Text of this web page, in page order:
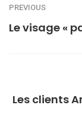
PREVIOUS
Le visage «
Les clients